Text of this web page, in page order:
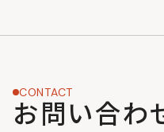
CONTACT
お問い合わ